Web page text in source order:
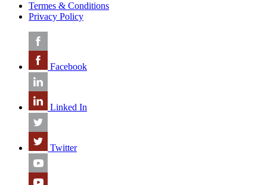
Termes & Conditions
Privacy Policy
Facebook
Linked In
Twitter